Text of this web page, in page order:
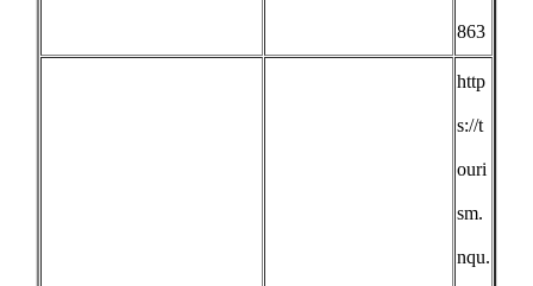
863
http
s://t
ouri
sm.
nqu.